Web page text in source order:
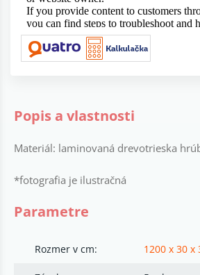
Popis a vlastnosti
Materiál: laminovaná drevotrieska
*fotografia je ilustračná
Parametre
Rozmer v cm: 1200 x 30 x